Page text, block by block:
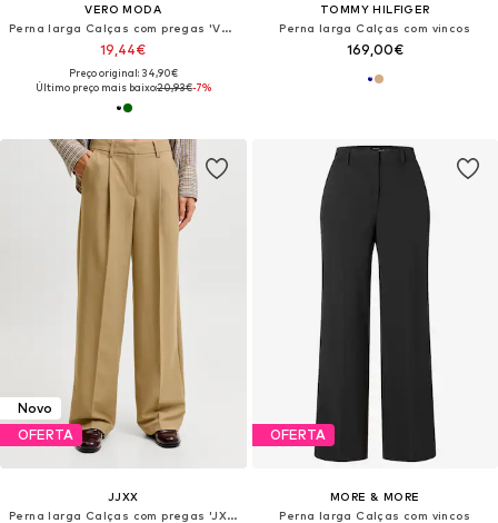
VERO MODA
Perna larga Calças com pregas 'VMCARLA'
19,44€
Preço original: 34,90€
Último preço mais baixo:20,93€-7%
TOMMY HILFIGER
Perna larga Calças com vincos
169,00€
Novo
OFERTA
JJXX
Perna larga Calças com pregas 'JXELLIS'
OFERTA
MORE & MORE
Perna larga Calças com vincos